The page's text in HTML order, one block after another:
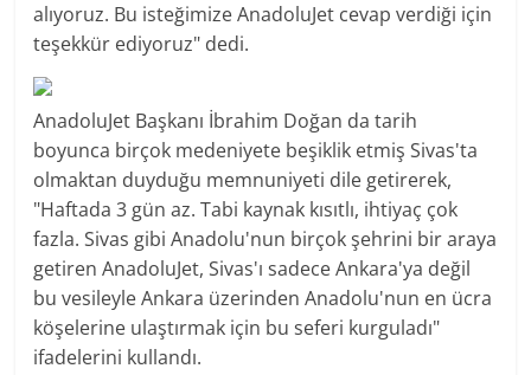
alıyoruz. Bu isteğimize AnadoluJet cevap verdiği için
teşekkür ediyoruz" dedi.
AnadoluJet Başkanı İbrahim Doğan da tarih
boyunca birçok medeniyete beşiklik etmiş Sivas'ta
olmaktan duyduğu memnuniyeti dile getirerek,
"Haftada 3 gün az. Tabi kaynak kısıtlı, ihtiyaç çok
fazla. Sivas gibi Anadolu'nun birçok şehrini bir araya
getiren AnadoluJet, Sivas'ı sadece Ankara'ya değil
bu vesileyle Ankara üzerinden Anadolu'nun en ücra
köşelerine ulaştırmak için bu seferi kurguladı"
ifadelerini kullandı.